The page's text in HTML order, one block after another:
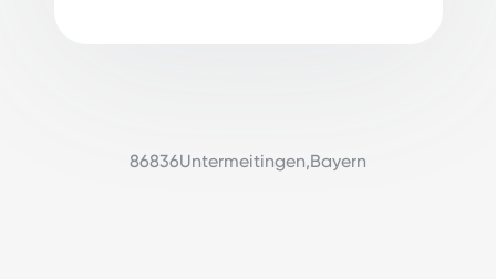
86836Untermeitingen,Bayern